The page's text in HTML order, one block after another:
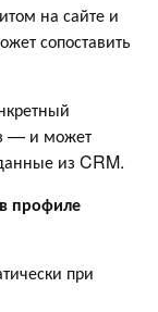
на сайте и
сопоставить
— и может
из CRM.
профиле
при